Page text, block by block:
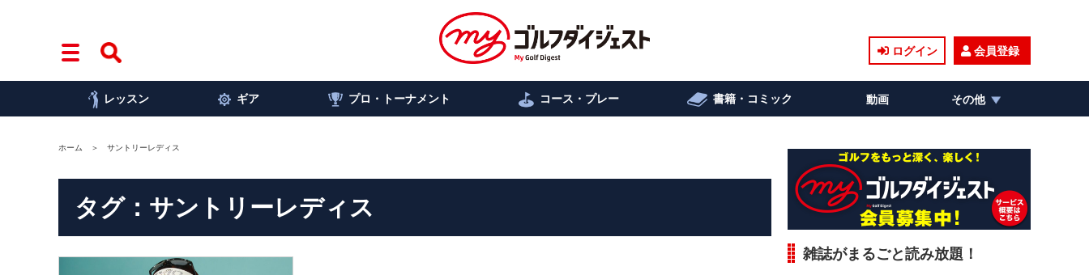
ログイン 会員登録
レッスン ギア プロ・トーナメント コース・プレー 書籍・コミック 動画 その他
ホーム サントリーレディス
タグ：サントリーレディス
雑誌がまるごと読み放題！